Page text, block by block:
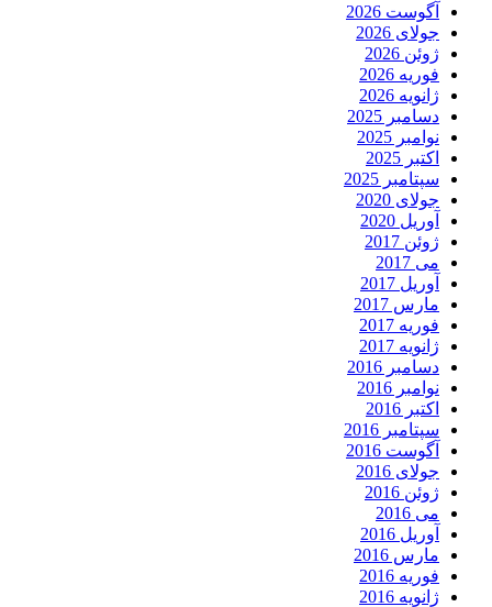
آگوست 2026
جولای 2026
ژوئن 2026
فوریه 2026
ژانویه 2026
دسامبر 2025
نوامبر 2025
اکتبر 2025
سپتامبر 2025
جولای 2020
آوریل 2020
ژوئن 2017
می 2017
آوریل 2017
مارس 2017
فوریه 2017
ژانویه 2017
دسامبر 2016
نوامبر 2016
اکتبر 2016
سپتامبر 2016
آگوست 2016
جولای 2016
ژوئن 2016
می 2016
آوریل 2016
مارس 2016
فوریه 2016
ژانویه 2016